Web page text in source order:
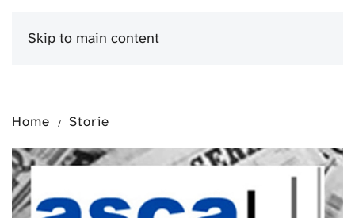
Skip to main content
Home Storie